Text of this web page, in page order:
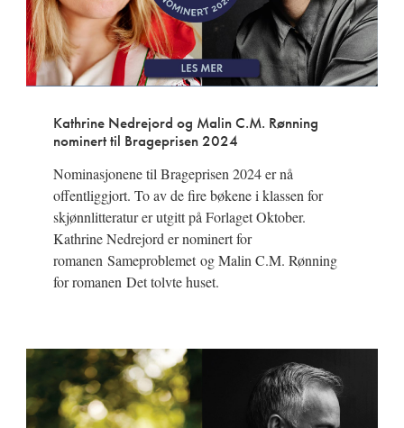
Kathrine Nedrejord og Malin C.M. Rønning
nominert til Brageprisen 2024
Nominasjonene til Brageprisen 2024 er nå
offentliggjort. To av de fire bøkene i klassen for
skjønnlitteratur er utgitt på Forlaget Oktober.
Kathrine Nedrejord er nominert for
romanen Sameproblemet og Malin C.M. Rønning
for romanen Det tolvte huset.